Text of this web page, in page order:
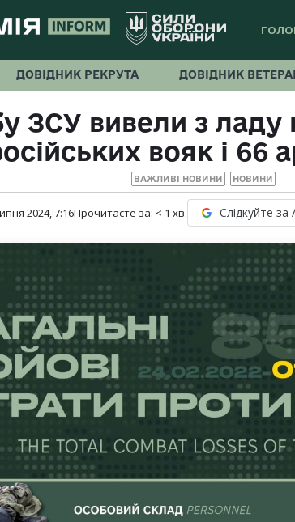
ДОВІДНИК РЕКРУТА ДОВІДНИК
ЗСУ вивели з
вояк і 66
ВАЖЛИВІ НОВИНИ НОВИНИ
2024, 7:16Прочитаєте за: < 1 хв. Слідкуйте